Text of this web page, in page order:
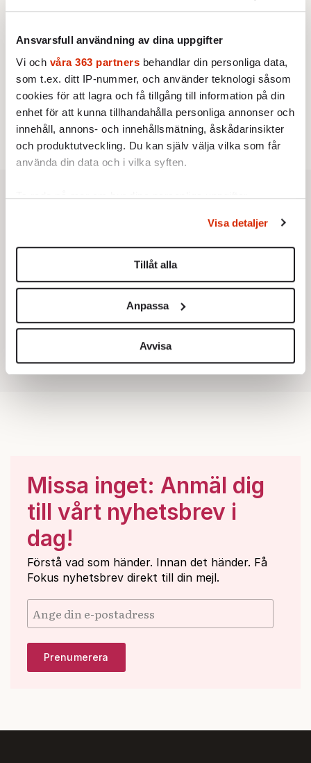
Ansvarsfull användning av dina uppgifter
Vi och våra 363 partners behandlar din personliga data,
som t.ex. ditt IP-nummer, och använder teknologi såsom
cookies för att lagra och få tillgång till information på din
enhet för att kunna tillhandahålla personliga annonser och
innehåll, annons- och innehållsmätning, åskådarinsikter
och produktutveckling. Du kan själv välja vilka som får
använda din data och i vilka syften.
Ta reda på mer om hur dina personliga uppgifter
Du kan ändra eller dra tillbaka ditt samtycke när som
helst från cookie-förklaringen.
Vi använder enhetsidentifierare för att anpassa innehållet
för sociala medier och analysera vår trafik. Vi
vidarebefordrar även sådana identifierare och annan
information från din enhet till de sociala medier och
annons- och analysföretag som vi samarbetar med.
Visa detaljer
Tillåt alla
Anpassa
Avvisa
KRÖNIKA
alla om att vara arbetarklass
5.Bitte Assarmo: Sagan om den lågbegåvade
ursprungsbefolkningen i Filipstad
KRÖNIKA
6. Sakine Madon:
Efter islamistdådet oroar sig
vänstern för Agnes Wold
Missa inget: Anmäl dig
till vårt nyhetsbrev i
dag!
Förstå vad som händer. Innan det händer. Få
Fokus nyhetsbrev direkt till din mejl.